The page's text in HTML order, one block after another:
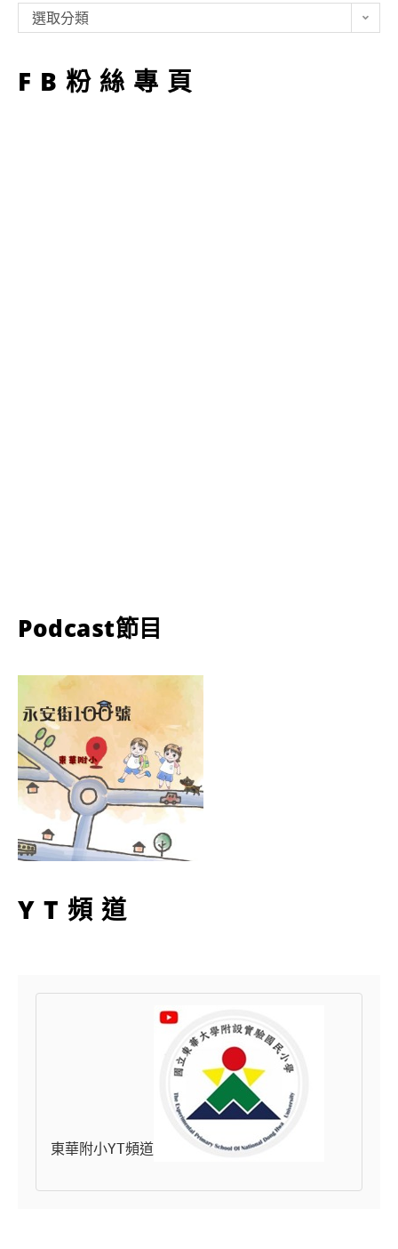
型
選取分類
FB粉絲專頁
Podcast節目
YT頻道
東華附小YT頻道